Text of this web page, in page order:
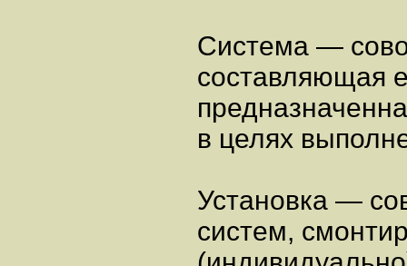
Система —
составляющая
в целях
Установка —
систем,